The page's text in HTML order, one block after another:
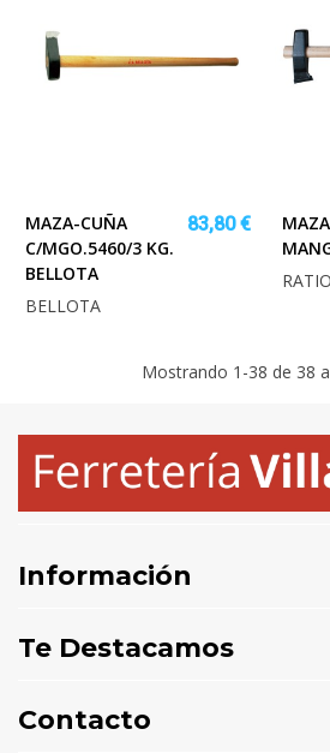
MAZA-CUÑA
C/MGO.5460/3 KG.
BELLOTA
83,80 €
BELLOTA
RATIO
Mostrando 1 -38 de 38
Información
Te Destacamos
Contacto